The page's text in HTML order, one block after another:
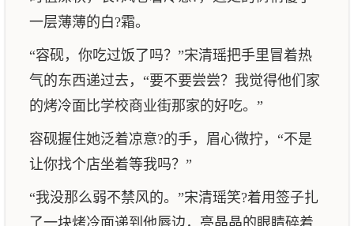
一层薄薄的白?霜。
“容砚，你吃过饭了吗？”宋清瑶把手里冒着热
气的东西递过去，“要不要尝尝？我觉得他们家
的烤冷面比学校商业街那家的好吃。”
容砚握住她泛着凉意?的手，眉心微拧，“不是
让你找个店坐着等我吗？”
“我没那么弱不禁风的。”宋清瑶笑?着用签子扎
了一块烤冷面递到他唇边，亮晶晶的眼睛碎着